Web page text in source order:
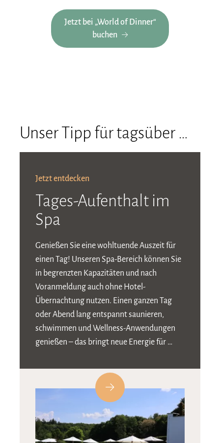
Jetzt bei „World of Dinner“
buchen
Unser Tipp für tagsüber …
Jetzt entdecken
Tages-Aufenthalt im
Spa
Genießen Sie eine wohltuende Auszeit für
einen Tag! Unseren Spa-Bereich können Sie
in begrenzten Kapazitäten und nach
Voranmeldung auch ohne Hotel-
Übernachtung nutzen. Einen ganzen Tag
oder Abend lang entspannt saunieren,
schwimmen und Wellness-Anwendungen
genießen – das bringt neue Energie für …